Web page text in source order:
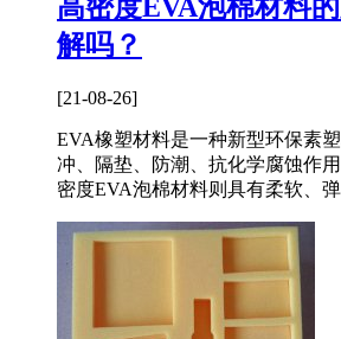
高密度EVA泡棉材料
解吗？
[21-08-26]
EVA橡塑材料是一种新型环保素
冲、隔垫、防潮、抗化学腐蚀作
密度EVA泡棉材料则具有柔软、